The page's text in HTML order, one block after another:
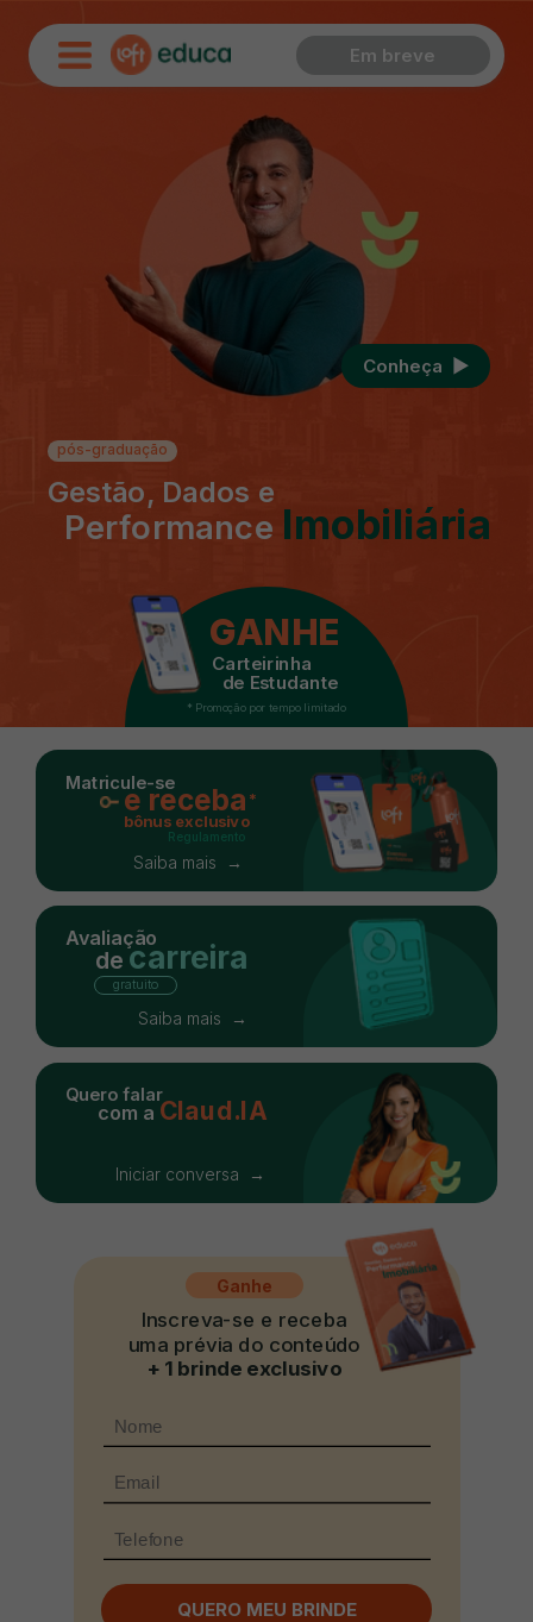
Em breve
pós-graduação
Gestão, Dados e
Performance Imobiliária
Conheça ‎ ‎▶︎
Matricule-se
e receba *
Regulamento
Saiba mais →
bônus exclusivo
Saiba mais →
Avaliação
de carreira
gratuito
Iniciar conversa →
Quero falar
com a Claud.IA
GANHE
Carteirinha
de Estudante
* Promoção por tempo limitado
QUERO MEU BRINDE
Ganhe
Inscreva-se e receba
uma prévia do conteúdo
+ 1 brinde exclusivo